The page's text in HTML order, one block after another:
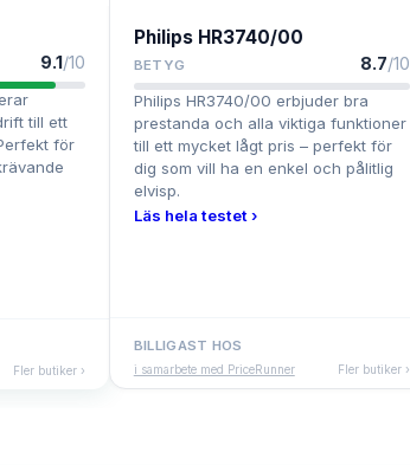
9.1/10
till ett
för
Fler butiker ›
Philips HR3740/00
BETYG 8.7/10
Philips HR3740/00 erbjuder bra
prestanda och alla viktiga funktioner
till ett mycket lågt pris – perfekt för
dig som vill ha en enkel och pålitlig
elvisp.
Läs hela testet ›
BILLIGAST HOS
i samarbete med PriceRunner Fler butiker ›